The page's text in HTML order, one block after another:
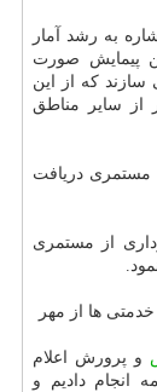
به رشد آمار
پیمایش صورت
می سازند كه از این
از سایر مناطق
مستمری دریافت
از مستمری
ها از مهر
و پرورش اعلام
انجام دادیم و